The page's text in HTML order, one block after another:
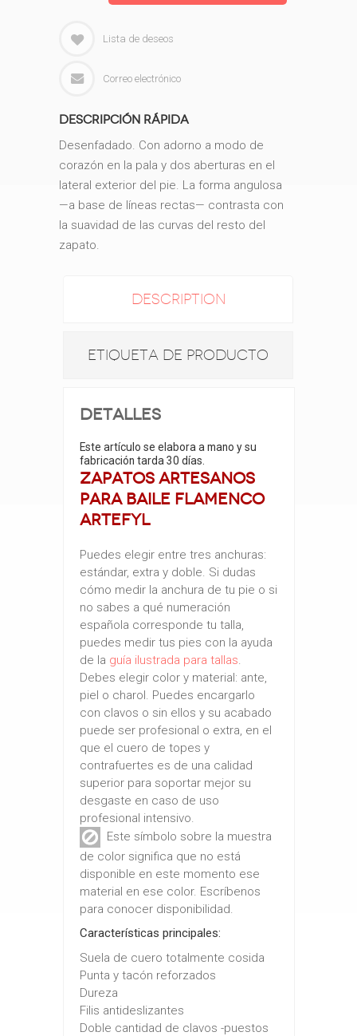
Lista de deseos
Correo electrónico
Descripción rápida
Desenfadado. Con adorno a modo de
corazón en la pala y dos aberturas en el
lateral exterior del pie. La forma angulosa
—a base de líneas rectas— contrasta con
la suavidad de las curvas del resto del
zapato.
DESCRIPTION
ETIQUETA DE PRODUCTO
Detalles
Este artículo se elabora a mano y su
fabricación tarda 30 días.
Zapatos artesanos
para baile flamenco
ArteFYL
Puedes elegir entre tres anchuras:
estándar, extra y doble. Si dudas
cómo medir la anchura de tu pie o si
no sabes a qué numeración
española corresponde tu talla,
puedes medir tus pies con la ayuda
de la guía ilustrada para tallas.
Debes elegir color y material: ante,
piel o charol. Puedes encargarlo
con clavos o sin ellos y su acabado
puede ser profesional o extra, en el
que el cuero de topes y
contrafuertes es de una calidad
superior para soportar mejor su
desgaste en caso de uso
profesional intensivo.
Este símbolo sobre la muestra
de color significa que no está
disponible en este momento ese
material en ese color. Escríbenos
para conocer disponibilidad.
Características principales:
Suela de cuero totalmente cosida
Punta y tacón reforzados
Dureza
Filis antideslizantes
Doble cantidad de clavos -puestos